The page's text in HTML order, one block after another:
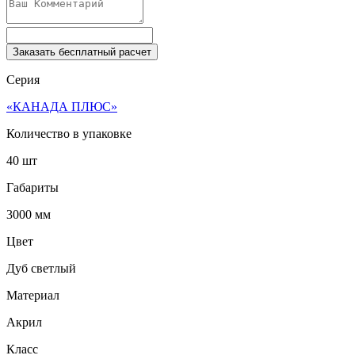
Заказать бесплатный расчет
Серия
«КАНАДА ПЛЮС»
Количество в упаковке
40 шт
Габариты
3000 мм
Цвет
Дуб светлый
Материал
Акрил
Класс